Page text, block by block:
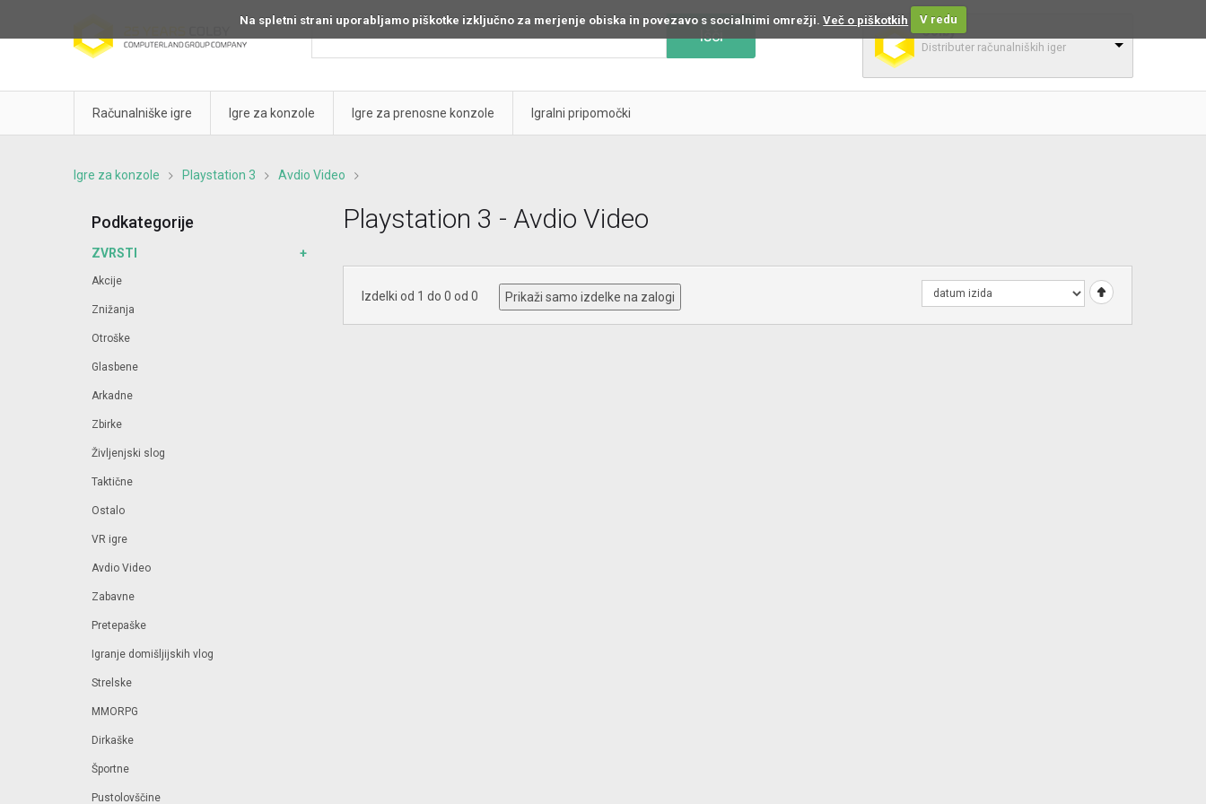
Na spletni strani uporabljamo piškotke izključno za merjenje obiska in povezavo s socialnimi omrežji.Več o piškotkih V redu
Išči Colby
Distributer računalniških iger
Računalniške igre Igre za konzole Igre za prenosne konzole Igralni pripomočki
Igre za konzole Playstation 3 Avdio Video
Playstation 3 - Avdio Video
Izdelki od 1 do 0 od 0 Prikaži samo izdelke na zalogi
Podkategorije
ZVRSTI
Akcije
Znižanja
Otroške
Glasbene
Arkadne
Zbirke
Življenjski slog
Taktične
Ostalo
VR igre
Avdio Video
Zabavne
Pretepaške
Igranje domišljijskih vlog
Strelske
MMORPG
Dirkaške
Športne
Pustolovščine